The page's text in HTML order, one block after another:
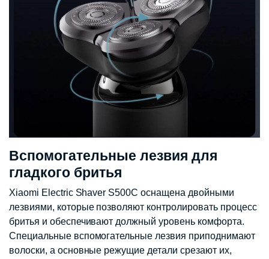
Вспомогательные лезвия для
гладкого бритья
Xiaomi Electric Shaver S500C оснащена двойными
лезвиями, которые позволяют контролировать процесс
бритья и обеспечивают должный уровень комфорта.
Специальные вспомогательные лезвия приподнимают
волоски, а основные режущие детали срезают их,